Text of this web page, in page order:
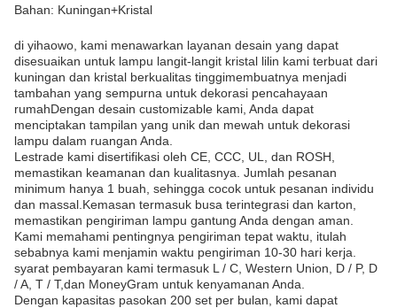
Bahan: Kuningan+Kristal
di yihaowo, kami menawarkan layanan desain yang dapat
disesuaikan untuk lampu langit-langit kristal lilin kami terbuat dari
kuningan dan kristal berkualitas tinggimembuatnya menjadi
tambahan yang sempurna untuk dekorasi pencahayaan
rumahDengan desain customizable kami, Anda dapat
menciptakan tampilan yang unik dan mewah untuk dekorasi
lampu dalam ruangan Anda.
Lestrade kami disertifikasi oleh CE, CCC, UL, dan ROSH,
memastikan keamanan dan kualitasnya. Jumlah pesanan
minimum hanya 1 buah, sehingga cocok untuk pesanan individu
dan massal.Kemasan termasuk busa terintegrasi dan karton,
memastikan pengiriman lampu gantung Anda dengan aman.
Kami memahami pentingnya pengiriman tepat waktu, itulah
sebabnya kami menjamin waktu pengiriman 10-30 hari kerja.
syarat pembayaran kami termasuk L / C, Western Union, D / P, D
/ A, T / T,dan MoneyGram untuk kenyamanan Anda.
Dengan kapasitas pasokan 200 set per bulan, kami dapat